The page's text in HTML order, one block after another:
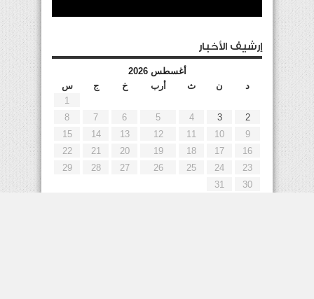
إرشيف الأخبار
أغسطس 2026
د
ن ث أرب خ ج
س
1
2
3
4
5
6
7
8
9
10
11
12
13
14
15
16
17
18
19
20
21
22
23
24
25
26
27
28
29
30
31